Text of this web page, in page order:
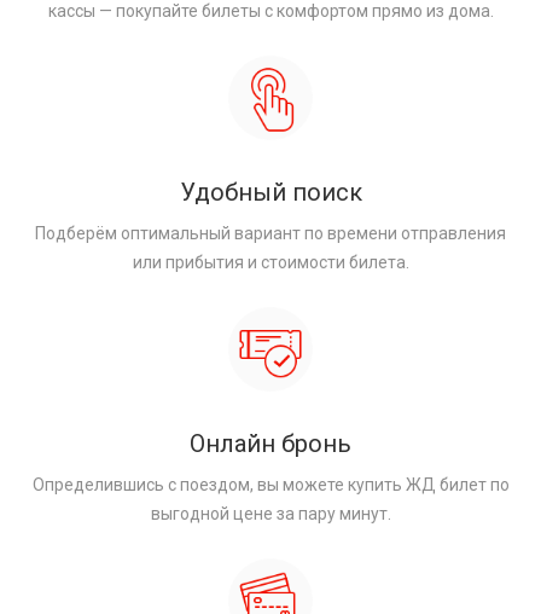
кассы — покупайте билеты с комфортом прямо из дома.
Удобный поиск
Подберём оптимальный вариант по времени отправления
или прибытия и стоимости билета.
Онлайн бронь
Определившись с поездом, вы можете купить ЖД билет по
выгодной цене за пару минут.